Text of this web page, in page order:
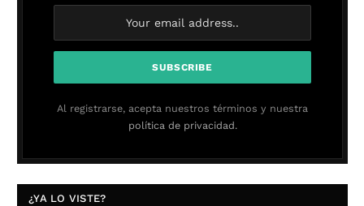
Al registrarse, acepta nuestros términos y nuestra
política de privacidad.
¿YA LO VISTE?